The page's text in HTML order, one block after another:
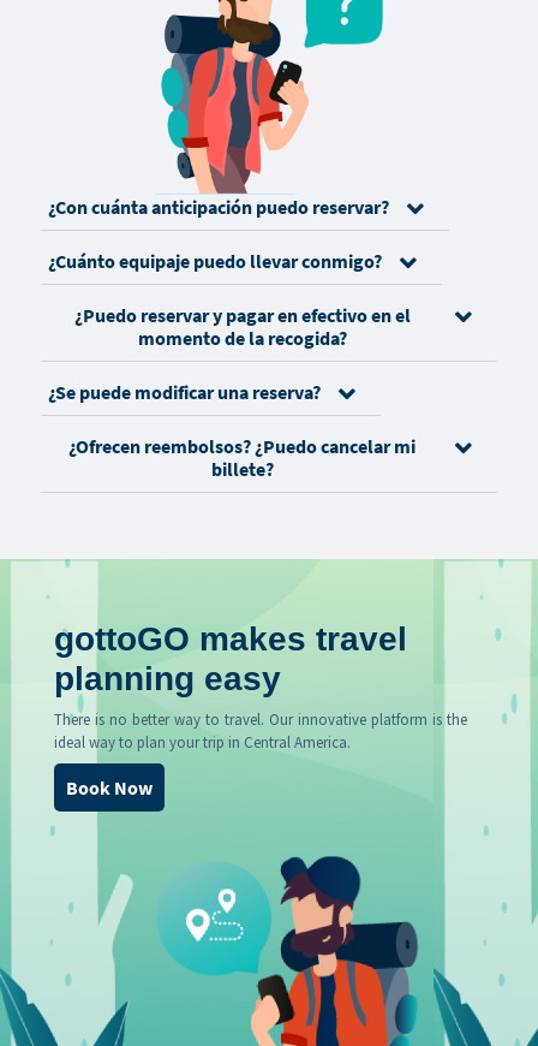
¿Con cuánta anticipación puedo reservar?
¿Cuánto equipaje puedo llevar conmigo?
¿Puedo reservar y pagar en efectivo en el
momento de la recogida?
¿Se puede modificar una reserva?
¿Ofrecen reembolsos? ¿Puedo cancelar mi
billete?
gottoGO makes travel
planning easy
There is no better way to travel. Our innovative platform is the
ideal way to plan your trip in Central America.
Book Now